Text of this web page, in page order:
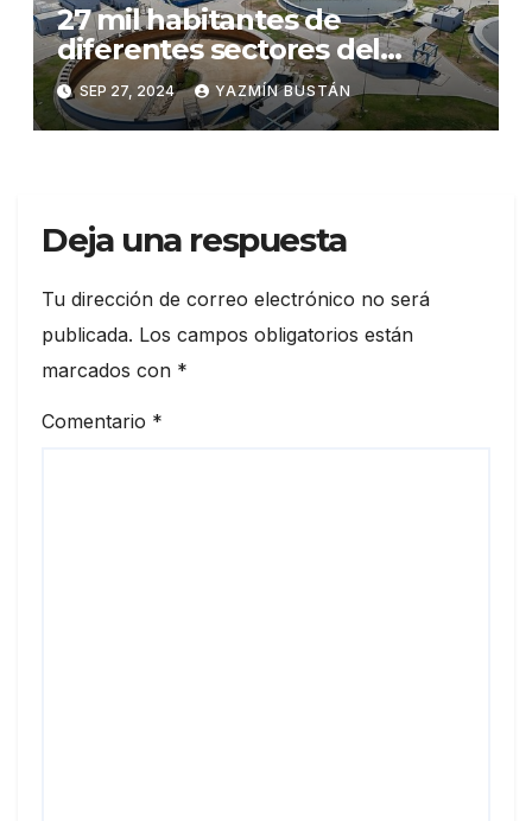
27 mil habitantes de
diferentes sectores del
noroeste de Guayaquil
contarán con alcantarillado
sanitario
SEP 27, 2024 YAZMÍN BUSTÁN
Deja una respuesta
Tu dirección de correo electrónico no será
publicada. Los campos obligatorios están
marcados con *
Comentario *